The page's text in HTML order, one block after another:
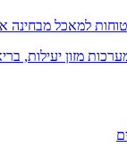
למאכל מבחינה
מזון יעילות,